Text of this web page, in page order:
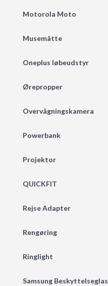
Motorola Moto
Musemåtte
Oneplus løbeudstyr
Ørepropper
Overvågningskamera
Powerbank
Projektor
QUICKFIT
Rejse Adapter
Rengøring
Ringlight
Samsung Beskyttelseglas